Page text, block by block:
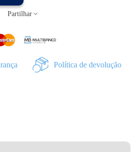
Partilhar
Política de devolução